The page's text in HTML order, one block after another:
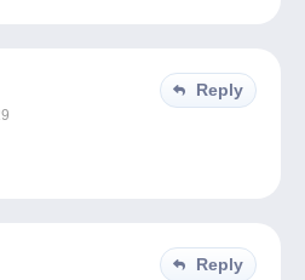
Reply
Reply